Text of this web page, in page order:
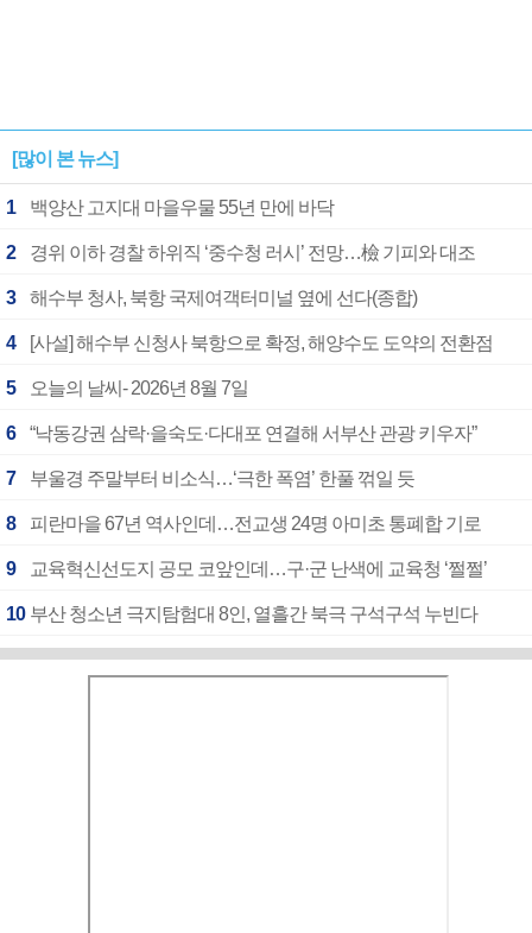
[많이 본 뉴스]
1 백양산 고지대 마을우물 55년 만에 바닥
2 경위 이하 경찰 하위직 ‘중수청 러시’ 전망…檢 기피와 대조
3 해수부 청사, 북항 국제여객터미널 옆에 선다(종합)
4 [사설] 해수부 신청사 북항으로 확정, 해양수도 도약의 전환점
5 오늘의 날씨- 2026년 8월 7일
6 “낙동강권 삼락·을숙도·다대포 연결해 서부산 관광 키우자”
7 부울경 주말부터 비소식…‘극한 폭염’ 한풀 꺾일 듯
8 피란마을 67년 역사인데…전교생 24명 아미초 통폐합 기로
9 교육혁신선도지 공모 코앞인데…구·군 난색에 교육청 ‘쩔쩔’
10 부산 청소년 극지탐험대 8인, 열흘간 북극 구석구석 누빈다